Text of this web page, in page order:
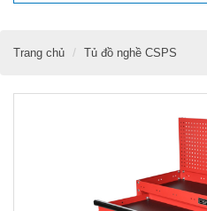
Trang chủ Tủ đồ nghề CSPS